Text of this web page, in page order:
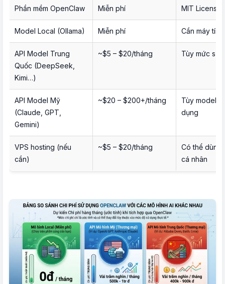
Phần mềm OpenClaw Miễn phí MIT License
Model Local (Ollama) Miễn phí Cần máy
API Model Trung
Quốc (DeepSeek,
Kimi…)
~$5 – $20/tháng Tùy mức sử
API Model Mỹ
(Claude, GPT,
Gemini)
~$20 – $200+/tháng
Tùy model
dụng
VPS hosting (nếu
cần)
~$5 – $20/tháng
Có thể dùng
cá nhân